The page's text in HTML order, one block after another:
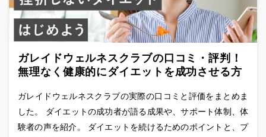
ガレイドウェルネスクラブの口コミ・評判！
無理なく健康的にダイエットを成功させる方
ガレイドウェルネスクラブの実際の口コミと評価をまとめま
した。 ダイエットの成功者が語る成果や、サポート体制、体
験者の声を紹介。 ダイエットを続けるためのポイントと、プ